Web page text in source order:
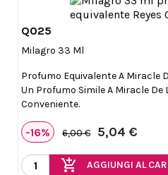
Q025
Milagro 33 Ml
Profumo Equivalente A Miracle
Un Profumo Simile A Miracle De
Conveniente.
-16% 6,00 € 5,04 €
add_shopping_cart AGGIUNGI AL